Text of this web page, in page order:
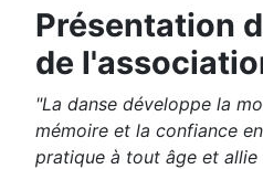
Présentation
de
"La danse développe la
mémoire et la confiance
pratique à tout âge et